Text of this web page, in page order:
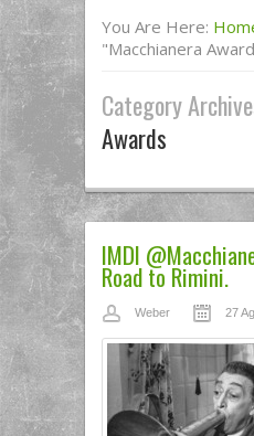
You Are Here:
"macchianera
Category
Awards
IMDI
Road to Rimini.
Weber 27